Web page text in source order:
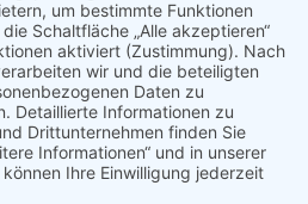
Baum. Alle Rechte vorbehalten.